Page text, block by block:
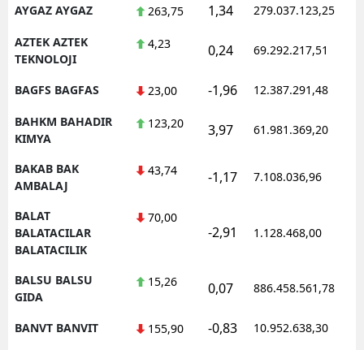
AYGAZ AYGAZ 263,75 1,34 279.037.123,25
AZTEK AZTEK
TEKNOLOJI
4,23 0,24 69.292.217,51
BAGFS BAGFAS 23,00 -1,96 12.387.291,48
BAHKM BAHADIR
KIMYA
123,20 3,97 61.981.369,20
BAKAB BAK
AMBALAJ
43,74 -1,17 7.108.036,96
BALAT
BALATACILAR
BALATACILIK
70,00
-2,91 1.128.468,00
BALSU BALSU
GIDA
15,26 0,07 886.458.561,78
BANVT BANVIT 155,90 -0,83 10.952.638,30